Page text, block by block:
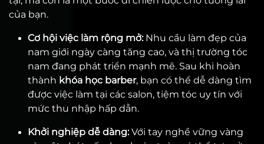
của bạn.
Cơ hội việc làm rộng mở:Nhu cầu làm đẹp của
nam giới ngày càng tăng cao, và thị trường tóc
nam đang phát triển mạnh mẽ. Sau khi hoàn
thành khóa học barber, bạn có thể dễ dàng tìm
được việc làm tại các salon, tiệm tóc uy tín với
mức thu nhập hấp dẫn.
Khởi nghiệp dễ dàng:Với tay nghề vững vàng